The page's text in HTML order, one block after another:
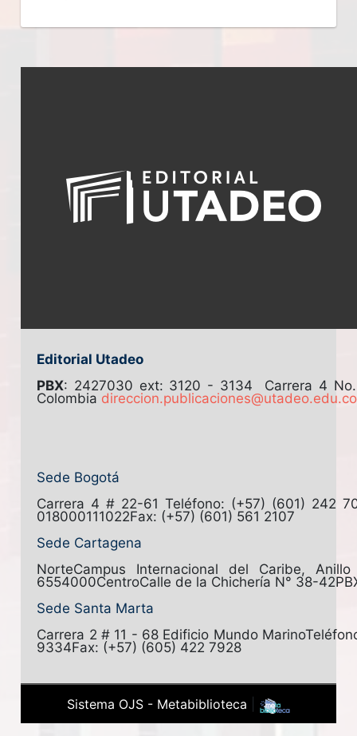
Editorial Utadeo
PBX: 2427030 ext: 3120 - 3134 Carrera 4
Colombia direccion.publicaciones@utadeo.edu.co
Sede Bogotá
Carrera 4 # 22-61Teléfono: (+57) (601) 242
018000111022Fax: (+57) (601) 561 2107
Sede Cartagena
NorteCampus Internacional del Caribe,
6554000CentroCalle de la Chichería N° 38-42
Sede Santa Marta
Carrera 2 # 11 - 68 Edificio Mundo Marino
9334Fax: (+57) (605) 422 7928
Sistema OJS - Metabiblioteca